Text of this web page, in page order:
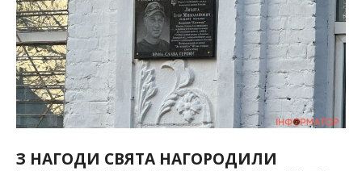
З НАГОДИ СВЯТА НАГОРОДИЛИ